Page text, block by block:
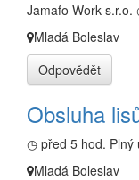
Jamafo Work s.r.o.
Mladá Boleslav
Odpovědět
Obsluha
◷ před 5 hod. Plný
Mladá Boleslav